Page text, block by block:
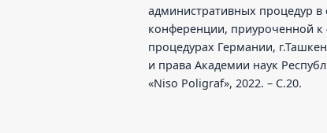
административных процедур
конференции, приуроченной к
процедурах Германии,
и права Академии наук
«Niso Poligraf», 2022. – С.20.